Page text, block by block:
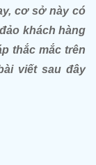
cơ sở này có
khách hàng
thắc mắc trên
viết sau đây